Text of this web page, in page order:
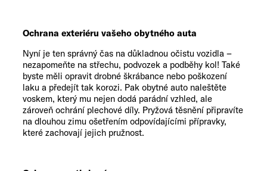
Ochrana exteriéru vašeho obytného auta
Nyní je ten správný čas na důkladnou očistu vozidla –
nezapomeňte na střechu, podvozek a podběhy kol! Také
byste měli opravit drobné škrábance nebo poškození
laku a předejít tak korozi. Pak obytné auto naleštěte
voskem, který mu nejen dodá parádní vzhled, ale
zároveň ochrání plechové díly. Pryžová těsnění připravíte
na dlouhou zimu ošetřením odpovídajícími přípravky,
které zachovají jejich pružnost.